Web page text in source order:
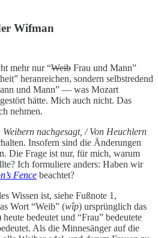
Wifman
mehr nur “Weib Frau und Mann”
heranreichen, sondern selbstredend
und Mann” — was Mozart
hätte. Mich auch nicht. Das
nehmen.
Weibern nachgesagt, / Von Heuchlern
Insofern sind die Änderungen
Die Frage ist nur, für mich, warum
Ich formuliere anders: Haben wir
Fence beachtet?
Wissen ist, siehe Fußnote 1,
Wort “Weib” (wîp) ursprünglich das
heute bedeutet und “Frau” bedeutete
Als die Minnesänger auf die